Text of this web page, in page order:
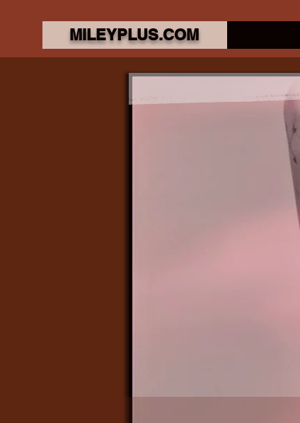
MILEYPLUS.COM